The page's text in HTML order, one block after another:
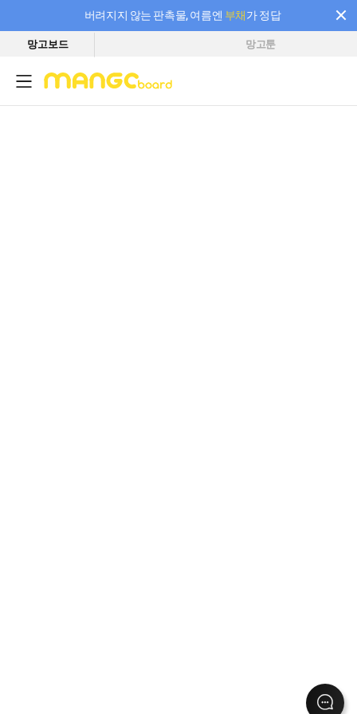
버려지지 않는 판촉물, 여름엔 부채가 정답
필요한 만큼 충전하고 끊김 없이 작업하세요! 새로워진 AI 부스터 요금제
망고보드 망고툰